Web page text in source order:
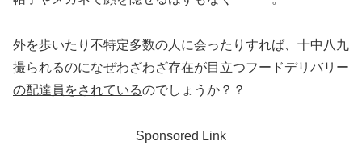
外を歩いたり不特定多数の人に会ったりすれば、十中八九
撮られるのになぜわざわざ存在が目立つフードデリバリー
の配達員をされているのでしょうか？？
Sponsored Link